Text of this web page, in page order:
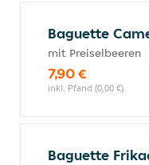
Baguette
mit Preiselbeeren
7,90 €
inkl. Pfand (0,00 €)
Baguette